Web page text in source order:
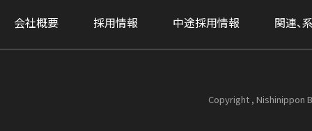
会社概要 採用情報 中途採用情報 関連、
Copyright , Nishinippon